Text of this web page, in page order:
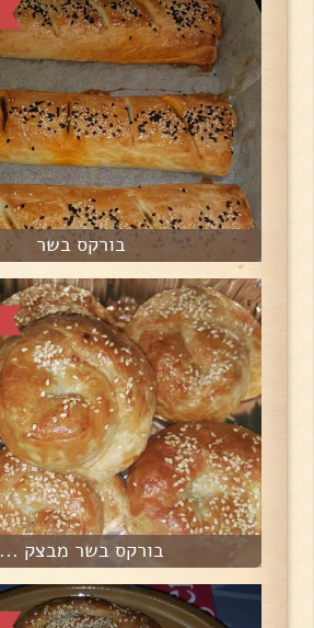
בורקס בשר
בורקס בשר מבצק ...